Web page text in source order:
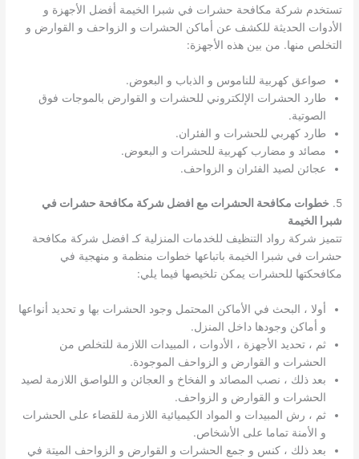
تستخدم شركة مكافحة حشرات في شبرا الخيمة أفضل الأجهزة و
الأدوات الحديثة للكشف عن أماكن الحشرات و الزواحف و القوارض و
التخلص منها. من بين هذه الأجهزة:
صواعق كهربية للناموس و الذباب و البعوض.
طارد الحشرات الإلكتروني للحشرات و القوارض بالموجات فوق
الصوتية.
طارد كهربي للحشرات و الفئران.
مصائد و مضارب كهربية للحشرات و البعوض.
عجائن لصيد الفئران و الزواحف.
5.
خطوات مكافحة الحشرات مع افضل شركة مكافحة حشرات في
شبرا الخيمة
تتميز شركة رواد التنظيف للخدمات المنزلية كـ افضل شركة مكافحة
حشرات في شبرا الخيمة باتباعها خطوات منظمة و منهجية في
مكافحكتها للحشرات يمكن تلخيصها فيما يلي:
أولا ، البحث في الأماكن المحتمل وجود الحشرات بها و تحديد أنواعها
و أماكن وجودها داخل المنزل.
ثم ، تحديد الأجهزة ، الأدوات ، المبيدات اللازمة للتخلص من
الحشرات و القوارض و الزواحف الموجودة.
بعد ذلك ، نصب المصائد و الفخاخ و العجائن و اللواصق اللازمة لصيد
الحشرات و القوارض و الزواحف.
ثم ، رش المبيدات و المواد الكيميائية اللازمة للقضاء على الحشرات
و الأمنة تماما على الأشخاص.
بعد ذلك ، كنس و جمع الحشرات و القوارض و الزواحف الميتة في